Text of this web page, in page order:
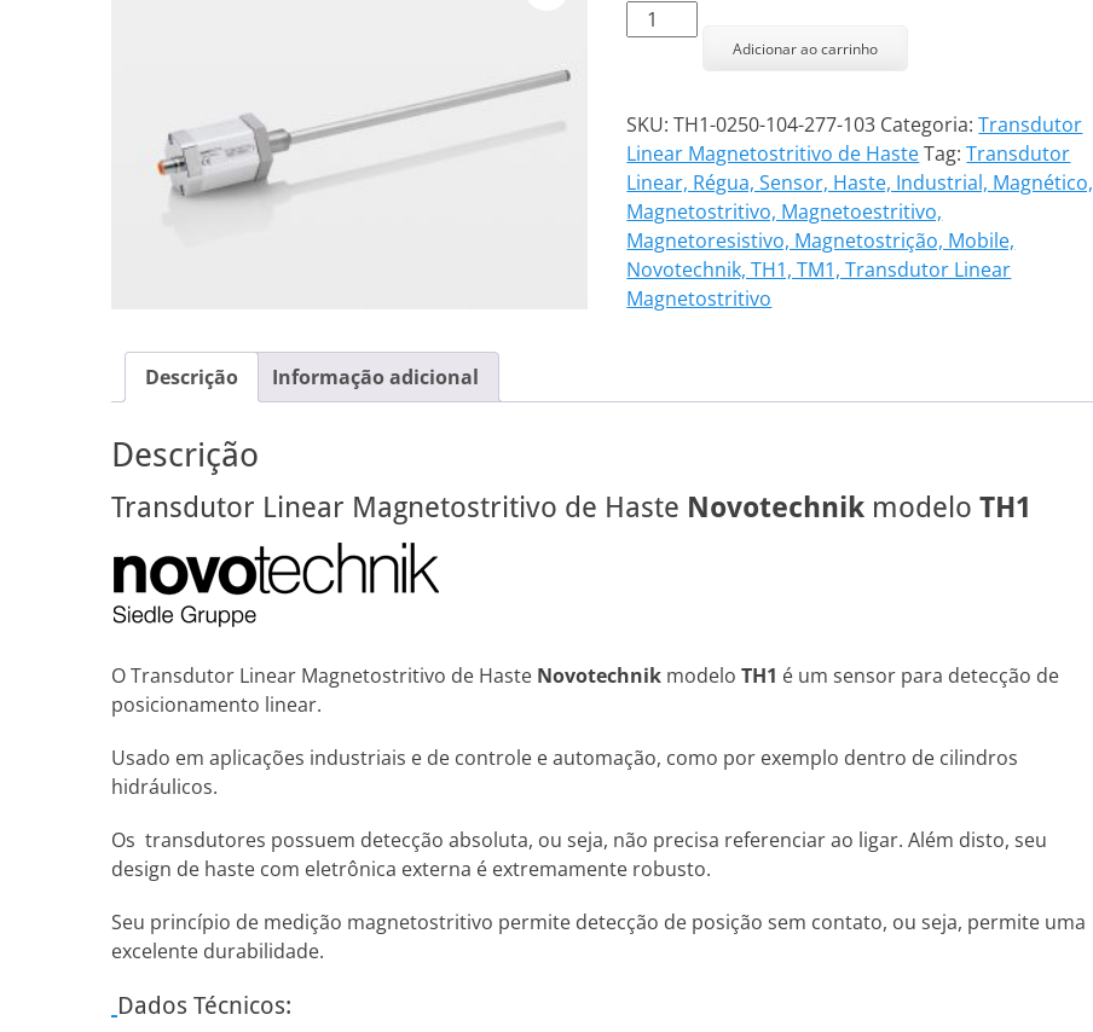
Transdutor
Linear
104-
277-
103
quantidade
Adicionar ao carrinho
SKU:TH1-0250-104-277-103 Categoria:Transdutor
Linear Magnetostritivo de Haste Tag:Transdutor
Linear, Régua, Sensor, Haste, Industrial, Magnético,
Magnetostritivo, Magnetoestritivo,
Magnetoresistivo, Magnetostrição, Mobile,
Novotechnik, TH1, TM1, Transdutor Linear
Magnetostritivo
Descrição Informação adicional
Descrição
Transdutor Linear Magnetostritivo de Haste Novotechnik modelo TH1
O Transdutor Linear Magnetostritivo de Haste Novotechnik modelo TH1 é um sensor para detecção de
posicionamento linear.
Usado em aplicações industriais e de controle e automação, como por exemplo dentro de cilindros
hidráulicos.
Os transdutores possuem detecção absoluta, ou seja, não precisa referenciar ao ligar. Além disto, seu
design de haste com eletrônica externa é extremamente robusto.
Seu princípio de medição magnetostritivo permite detecção de posição sem contato, ou seja, permite uma
excelente durabilidade.
Dados Técnicos: